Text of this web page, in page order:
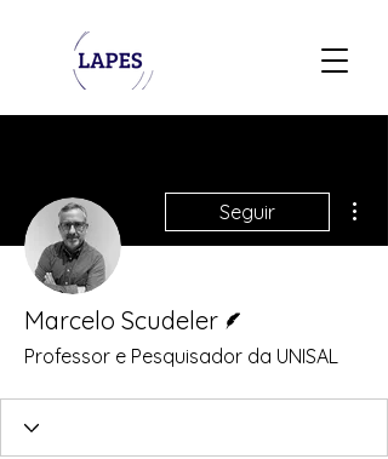
Seguir
Marcelo Scudeler
Professor e Pesquisador da UNISAL